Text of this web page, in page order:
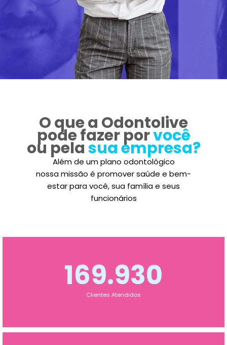
O que a Odontolive
pode fazer porvocê
ou pelasua empresa?
Além de um plano odontológico
nossa missão é promover saúde e bem-
estar para você, sua família e seus
funcionários
Clientes Atendidos
169.930